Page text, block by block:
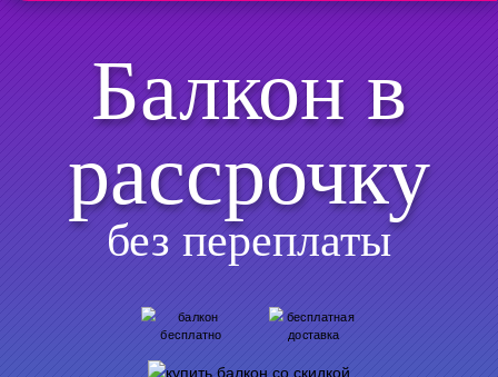
Балкон в
рассрочку
без переплаты